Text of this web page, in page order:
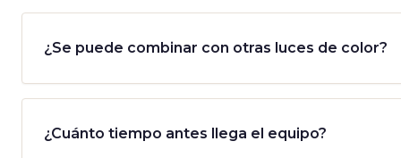
¿Se puede combinar con otras luces de color?
¿Cuánto tiempo antes llega el equipo?